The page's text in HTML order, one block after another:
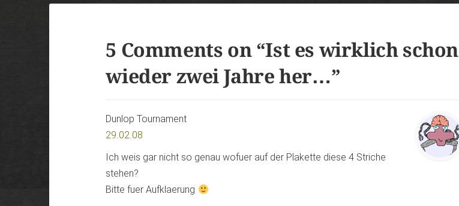
5 Comments on “Ist es wirklich schon
wieder zwei Jahre her…”
Dunlop Tournament
29.02.08
Ich weis gar nicht so genau wofuer auf der Plakette diese 4 Striche
stehen?
Bitte fuer Aufklaerung